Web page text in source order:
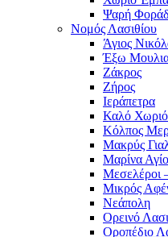
Ψαρή
Νομός Λασιθίου
Άγιος
Έξω
Ζάκρος
Ζήρος
Ιεράπετρα
Καλό Χωριό
Κόλπος
Μακρύς
Μαρίνα
Μεσελέροι
Μικρός
Νεάπολη
Ορεινό
Οροπέδιο